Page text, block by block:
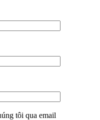
tôi qua email